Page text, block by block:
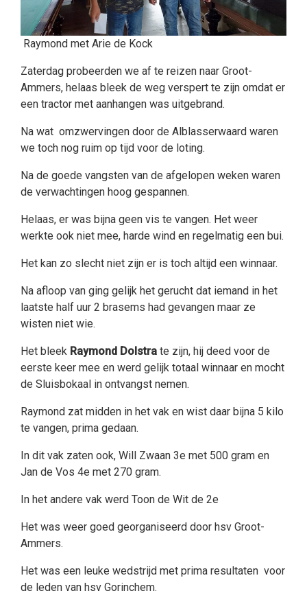
Raymond met Arie de Kock
Zaterdag probeerden we af te reizen naar Groot-
Ammers, helaas bleek de weg verspert te zijn omdat er
een tractor met aanhangen was uitgebrand.
Na wat omzwervingen door de Alblasserwaard waren
we toch nog ruim op tijd voor de loting.
Na de goede vangsten van de afgelopen weken waren
de verwachtingen hoog gespannen.
Helaas, er was bijna geen vis te vangen. Het weer
werkte ook niet mee, harde wind en regelmatig een bui.
Het kan zo slecht niet zijn er is toch altijd een winnaar.
Na afloop van ging gelijk het gerucht dat iemand in het
laatste half uur 2 brasems had gevangen maar ze
wisten niet wie.
Het bleek Raymond Dolstra te zijn, hij deed voor de
eerste keer mee en werd gelijk totaal winnaar en mocht
de Sluisbokaal in ontvangst nemen.
Raymond zat midden in het vak en wist daar bijna 5 kilo
te vangen, prima gedaan.
In dit vak zaten ook, Will Zwaan 3e met 500 gram en
Jan de Vos 4e met 270 gram.
In het andere vak werd Toon de Wit de 2e
Het was weer goed georganiseerd door hsv Groot-
Ammers.
Het was een leuke wedstrijd met prima resultaten voor
de leden van hsv Gorinchem.